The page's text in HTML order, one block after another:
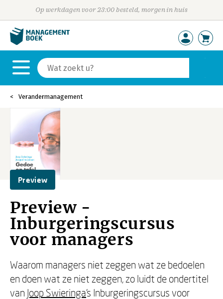
Op werkdagen voor 23:00 besteld, morgen in huis
Verandermanagement
Preview
Preview -
Inburgeringscursus
voor managers
Waarom managers niet zeggen wat ze bedoelen
en doen wat ze niet zeggen, zo luidt de ondertitel
van Joop Swieringa's Inburgeringscursus voor